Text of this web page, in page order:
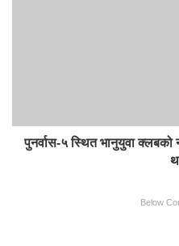
पुनर्वास-५ स्थित भानुयुवा क्लबको
Below